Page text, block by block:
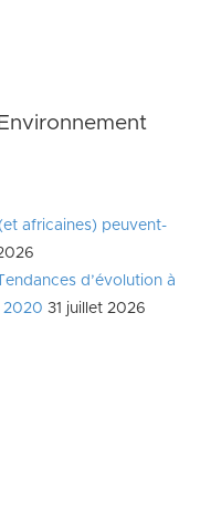
africaines) peuvent-
d’évolution à
2020 31 juillet 2026